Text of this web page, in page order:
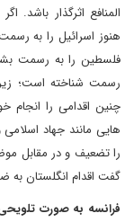
المنافع اثرگذار
هنوز اسرائیل را به
فلسطین را به رسمت
رسمت شناخته است؛
چنین اقدامی را انجام
هایی مانند جهاد
را تضعیف و در مقابل
گفت اقدام انگلستان به
فرانسه به صورت